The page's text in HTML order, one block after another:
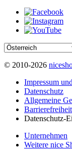
© 2010-2026
Impressum
Datenschutz
Allgemeine
Datenschutz-
Unternehmen
Weitere nice